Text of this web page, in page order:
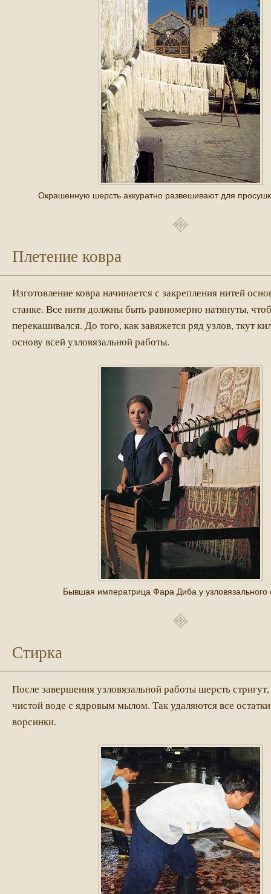
Окрашенную шерсть аккуратно развешивают для
Плетение ковра
Изготовление ковра начинается с закрепления нитей
станке. Все нити должны быть равномерно натянуты,
перекашивался. До того, как завяжется ряд узлов, ткут
основу всей узловязальной работы.
Бывшая императрица Фара Диба у узловязального
Стирка
После завершения узловязальной работы шерсть
чистой воде с ядровым мылом. Так удаляются все
ворсинки.